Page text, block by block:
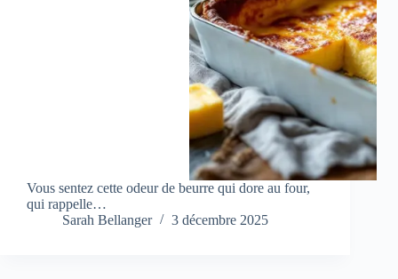
Vous sentez cette odeur de beurre qui dore au four,
qui rappelle…
Sarah Bellanger
3 décembre 2025